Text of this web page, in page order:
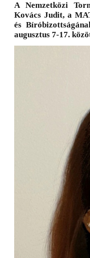
A Nemzetközi
Kovács Judit, a
és
augusztus 7-17.